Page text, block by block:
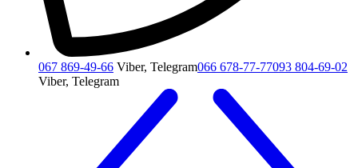
067 869-49-66 Viber, Telegram066 678-77-77093 804-69-02
Viber, Telegram